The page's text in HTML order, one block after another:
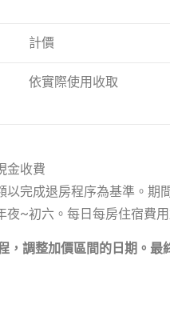
計價
依實際使用收取
金收費
以完成退房程序為基準。期
夜~初六。每日每房住宿費
，調整加價區間的日期。最